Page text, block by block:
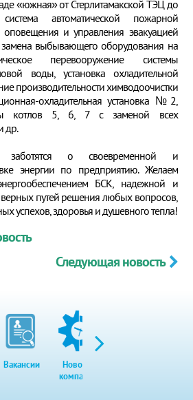
«южная» от Стерлитамакской ТЭЦ до
автоматической пожарной
оповещения и управления эвакуацией
выбывающего оборудования на
перевооружение системы
воды, установка охладительной
производительности химводоочистки
охладительная установка №2,
котлов 5, 6, 7 с заменой всех
др.
заботятся о своевременной и
энергии по предприятию. Желаем
БСК, надежной и
путей решения любых вопросов,
успехов, здоровья и душевного тепла!
Следующая новость
Вакансии
Новости
компании